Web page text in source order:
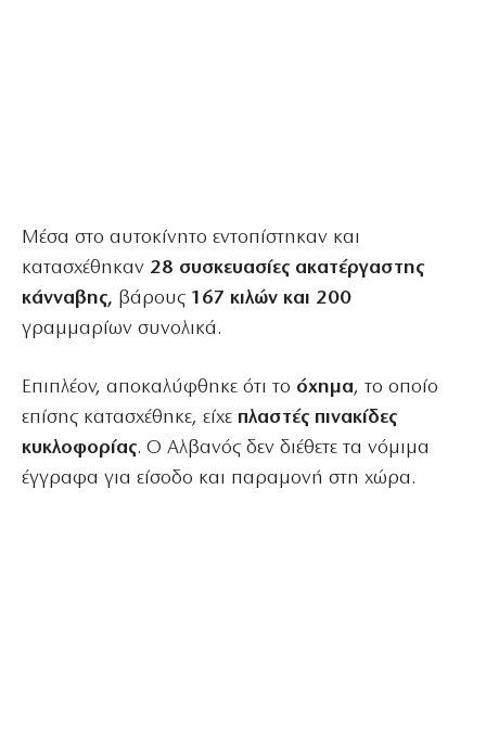
Μέσα στο αυτοκίνητο εντοπίστηκαν και
κατασχέθηκαν 28 συσκευασίες ακατέργαστης
κάνναβης, βάρους 167 κιλών και 200
γραμμαρίων συνολικά.
Επιπλέον, αποκαλύφθηκε ότι το όχημα, το οποίο
επίσης κατασχέθηκε, είχε πλαστές πινακίδες
κυκλοφορίας. Ο Αλβανός δεν διέθετε τα νόμιμα
έγγραφα για είσοδο και παραμονή στη χώρα.